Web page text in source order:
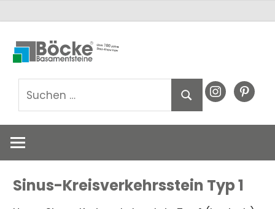
Inhalt
springen
Böcke
GmbH
Basamentsteine
Böcke
GmbH
Suchen
instagram
Sinus-Kreisverkehrsstein Typ 1